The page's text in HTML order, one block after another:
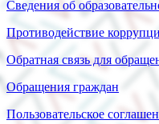
Сведения об
Противодействие
Обратная связь для
Обращения граждан
Пользовательское